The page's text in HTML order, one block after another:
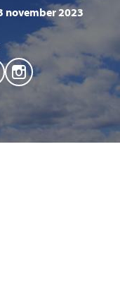
november 2023